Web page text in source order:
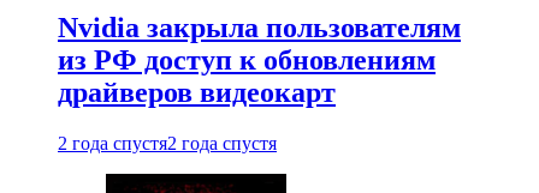
Nvidia закрыла пользователям
из РФ доступ к обновлениям
драйверов видеокарт
2 года спустя2 года спустя